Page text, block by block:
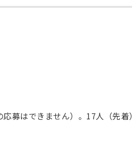
募はできません）。17人（先着）